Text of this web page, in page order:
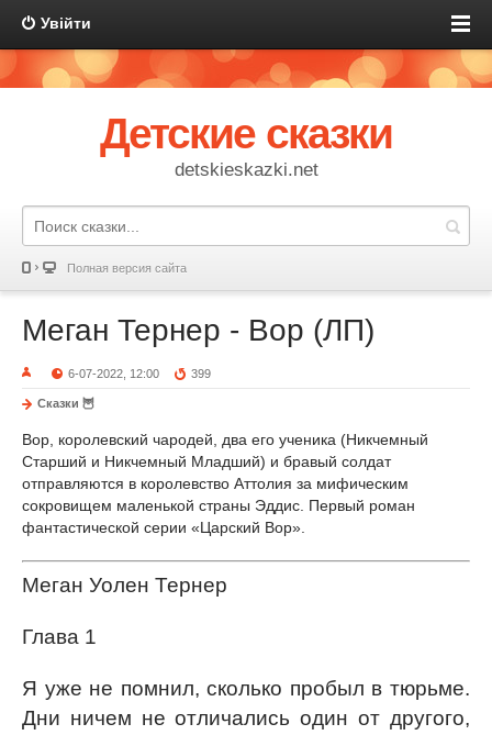
Увійти
Детские сказки
detskieskazki.net
Полная версия сайта
Меган Тернер - Вор (ЛП)
6-07-2022, 12:00 399
Сказки 🦉
Вор, королевский чародей, два его ученика (Никчемный
Старший и Никчемный Младший) и бравый солдат
отправляются в королевство Аттолия за мифическим
сокровищем маленькой страны Эддис. Первый роман
фантастической серии «Царский Вор».
Меган Уолен Тернер
Глава 1
Я уже не помнил, сколько пробыл в тюрьме.
Дни ничем не отличались один от другого,